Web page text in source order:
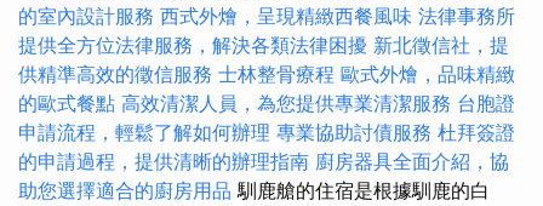
的室內設計服務 西式外燴，呈現精緻西餐風味 法律事務所
提供全方位法律服務，解決各類法律困擾 新北徵信社，提
供精準高效的徵信服務 士林整骨療程 歐式外燴，品味精緻
的歐式餐點 高效清潔人員，為您提供專業清潔服務 台胞證
申請流程，輕鬆了解如何辦理 專業協助討債服務 杜拜簽證
的申請過程，提供清晰的辦理指南 廚房器具全面介紹，協
助您選擇適合的廚房用品 馴鹿艙的住宿是根據馴鹿的白